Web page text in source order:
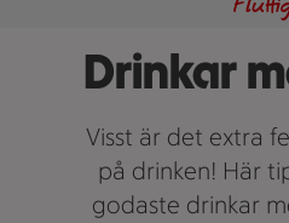
Drinkar
Visst är det extra
på drinken! Här
godaste drinkar